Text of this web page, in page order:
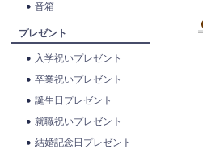
音箱
プレゼント
入学祝いプレゼント
卒業祝いプレゼント
誕生日プレゼント
就職祝いプレゼント
結婚記念日プレゼント